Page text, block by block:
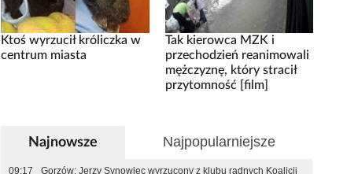
Ktoś wyrzucił króliczka w
centrum miasta
Tak kierowca MZK i
przechodzień reanimowali
mężczyznę, który stracił
przytomność [film]
Najnowsze Najpopularniejsze
09:17
Gorzów: Jerzy Synowiec wyrzucony z klubu radnych Koalicji